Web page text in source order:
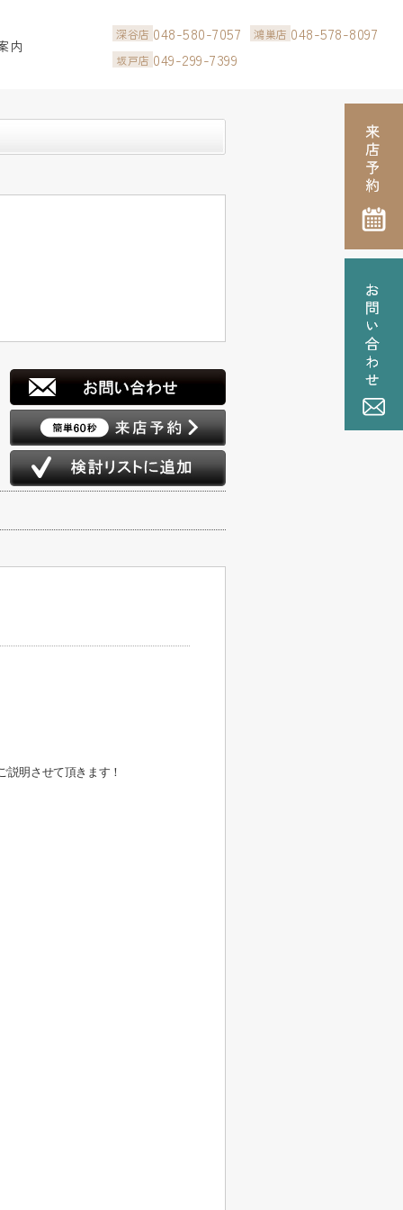
内
深谷店 048-580-7057 鴻巣店 048-578-8097
坂戸店 049-299-7399
明させて頂きます！